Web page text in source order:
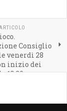
Consiglio
venerdì 28
inizio dei
18:30